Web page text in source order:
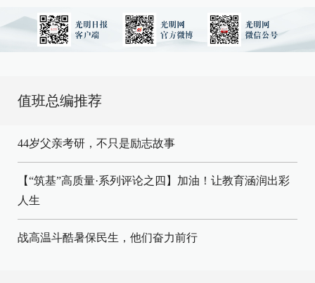
值班总编推荐
44岁父亲考研，不只是励志故事
【“筑基”高质量·系列评论之四】加油！让教育涵润出彩
人生
战高温斗酷暑保民生，他们奋力前行